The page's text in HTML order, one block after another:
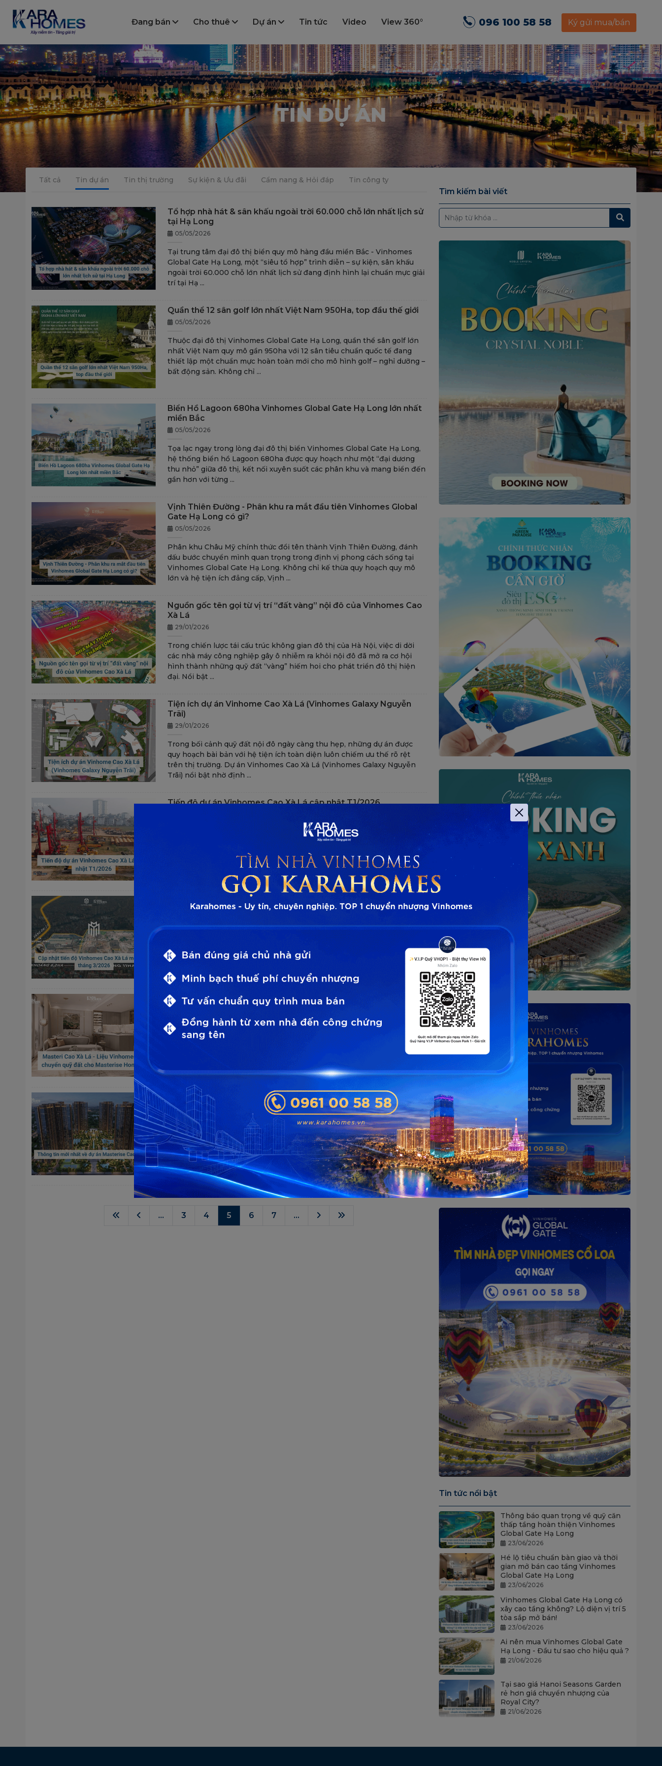
Đang bán Cho thuê Dự án Tin tức Video View 360° 096 100 58 58 Ký gửi mua/bán
TIN DỰ ÁN
Tất cả Tin dự án Tin thị trường Sự kiện & Ưu đãi Cẩm nang & Hỏi đáp Tin công ty
Tổ hợp nhà hát & sân khấu ngoài trời 60.000 chỗ lớn nhất lịch sử
tại Hạ Long
05/05/2026
Tại trung tâm đại đô thị biển quy mô hàng đầu miền Bắc - Vinhomes
Global Gate Hạ Long, một “siêu tổ hợp” trình diễn – sự kiện, sân khấu
ngoài trời 60.000 chỗ lớn nhất lịch sử đang định hình lại chuẩn mực giải
trí tại Hạ ...
Quần thể 12 sân golf lớn nhất Việt Nam 950Ha, top đầu thế giới
05/05/2026
Thuộc đại đô thị Vinhomes Global Gate Hạ Long, quần thể sân golf lớn
nhất Việt Nam quy mô gần 950ha với 12 sân tiêu chuẩn quốc tế đang
thiết lập một chuẩn mực hoàn toàn mới cho mô hình golf – nghỉ dưỡng –
bất động sản. Không chỉ ...
Biển Hồ Lagoon 680ha Vinhomes Global Gate Hạ Long lớn nhất
miền Bắc
05/05/2026
Tọa lạc ngay trong lòng đại đô thị biển Vinhomes Global Gate Hạ Long,
hệ thống biển hồ Lagoon 680ha được quy hoạch như một “đại dương
thu nhỏ” giữa đô thị, kết nối xuyên suốt các phân khu và mang biển đến
gần hơn với từng ...
Vịnh Thiên Đường - Phân khu ra mắt đầu tiên Vinhomes Global
Gate Hạ Long có gì?
05/05/2026
Phân khu Châu Mỹ chính thức đổi tên thành Vịnh Thiên Đường, đánh
dấu bước chuyển mình quan trọng trong định vị phong cách sống tại
Vinhomes Global Gate Hạ Long. Không chỉ kế thừa quy hoạch quy mô
lớn và hệ tiện ích đẳng cấp, Vịnh ...
Nguồn gốc tên gọi từ vị trí “đất vàng” nội đô của Vinhomes Cao
Xà Lá
29/01/2026
Trong chiến lược tái cấu trúc không gian đô thị của Hà Nội, việc di dời
các nhà máy công nghiệp gây ô nhiễm ra khỏi nội đô đã mở ra cơ hội
hình thành những quỹ đất “vàng” hiếm hoi cho phát triển đô thị hiện
đại. Nổi bật ...
Tiện ích dự án Vinhome Cao Xà Lá (Vinhomes Galaxy Nguyễn
Trãi)
29/01/2026
Trong bối cảnh quỹ đất nội đô ngày càng thu hẹp, những dự án được
quy hoạch bài bản với hệ tiện ích toàn diện luôn chiếm ưu thế rõ rệt
trên thị trường. Dự án Vinhomes Cao Xà Lá (Vinhomes Galaxy Nguyễn
Trãi) nổi bật nhờ định ...
Tiến độ dự án Vinhomes Cao Xà Lá cập nhật T1/2026
29/01/2026
Ngày 6/10/2025, UBND TP. Hà Nội đã chính thức ký quyết định thu hồi
hơn 11ha đất tại các địa chỉ 233, 233B và 235 Nguyễn Trãi – khu đất được
giới đầu tư quen gọi là “Cao – Xà – Lá”. Toàn bộ quỹ đất này được giao cho
3 công ...
Cập nhật tiến độ Vinhomes Cao Xà Lá mới nhất tháng 3/2026
24/03/2026
Nếu bạn thường xuyên di chuyển qua trục đường Nguyễn Trãi những
ngày tháng 3/2026 này, chắc hẳn sẽ nhận thấy không khí hối hả khác
thường tại khu đất "vàng" Cao - Xà - Lá. Tiếng máy công trình hoạt động
liên tục cùng sự thay đổi ...
Masteri Cao Xà Lá - Liệu Vinhomes đã chuyển quỹ đất cho
Masterise Homes?
06/03/2026
Khu đất 233 – 233B – 235 Nguyễn Trãi (thường được gọi là Cao Xà Lá) từ
nhiều năm nay luôn nằm trong “tầm ngắm” của giới đầu tư nhờ vị trí lõi
đô thị và quỹ đất hiếm hoi còn lại tại khu vực trung tâm. Trước đây, dự án
...
Thông tin mới nhất về dự án Masterise Cao Xà Lá
25/04/2026
Ngày 20/04/2026, lễ động thổ dự án Masterise Cao Xà Lá chính thức
diễn ra, mở ra chương trình mới cho một xứ vàng từng “ngủ quên” giữa
lòng Hà Nội. Sự kiện này không chỉ dấu thời điểm khởi động xây dựng
mà còn xác nhận khu ...
... 3 4 5 6 7 ...
Tìm kiếm bài viết
Tin tức nổi bật
Thông báo quan trọng về quỹ căn
thấp tầng hoàn thiện Vinhomes
Global Gate Hạ Long
23/06/2026
Hé lộ tiêu chuẩn bàn giao và thời
gian mở bán cao tầng Vinhomes
Global Gate Hạ Long
23/06/2026
Vinhomes Global Gate Hạ Long có
xây cao tầng không? Lộ diện vị trí 5
tòa sắp mở bán!
23/06/2026
Ai nên mua Vinhomes Global Gate
Hạ Long - Đầu tư sao cho hiệu quả ?
21/06/2026
Tại sao giá Hanoi Seasons Garden
rẻ hơn giá chuyển nhượng của
Royal City?
21/06/2026